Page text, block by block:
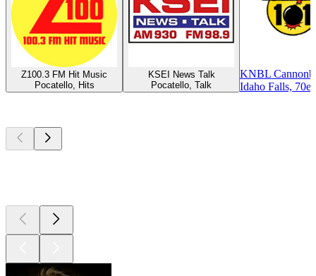
Z100.3 FM Hit Music
Pocatello, Hits
KSEI News Talk
Pocatello, Talk
KNBL
Idaho Falls,